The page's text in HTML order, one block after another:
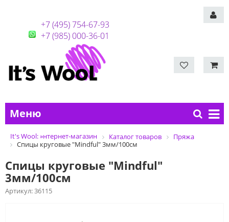
+7 (495) 754-67-93
+7 (985) 000-36-01
Меню
It's Wool: »нтернет-магазин Каталог товаров
Пряжа
Спицы круговые "Mindful" 3мм/100см
Спицы круговые "Mindful"
3мм/100см
Артикул:36115